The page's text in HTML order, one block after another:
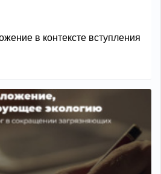
в контексте вступления